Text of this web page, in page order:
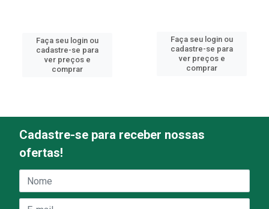
Faça seu login ou
cadastre-se para
ver preços e
comprar
Faça seu login ou
cadastre-se para
ver preços e
comprar
Cadastre-se para receber nossas
ofertas!